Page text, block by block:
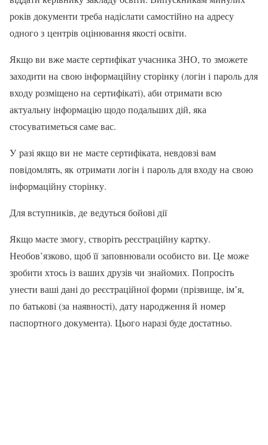
років документи треба надіслати самостійно на адресу
одного з центрів оцінювання якості освіти.
Якщо ви вже маєте сертифікат учасника ЗНО, то зможете
заходити на свою інформаційну сторінку (логін і пароль для
входу розміщено на сертифікаті), аби отримати всю
актуальну інформацію щодо подальших дій, яка
стосуватиметься саме вас.
У разі якщо ви не маєте сертифіката, невдовзі вам
повідомлять, як отримати логін і пароль для входу на свою
інформаційну сторінку.
Для вступників, де ведуться бойові дії
Якщо маєте змогу, створіть реєстраційну картку.
Необов’язково, щоб її заповнювали особисто ви. Це може
зробити хтось із ваших друзів чи знайомих. Попросіть
унести ваші дані до реєстраційної форми (прізвище, ім’я,
по батькові (за наявності), дату народження й номер
паспортного документа). Цього наразі буде достатньо.